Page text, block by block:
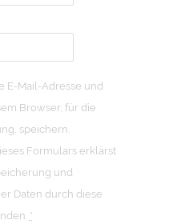
E-Mail-Adresse und
Browser, für die
speichern.
Formulars erklärst
und
Daten durch diese
*